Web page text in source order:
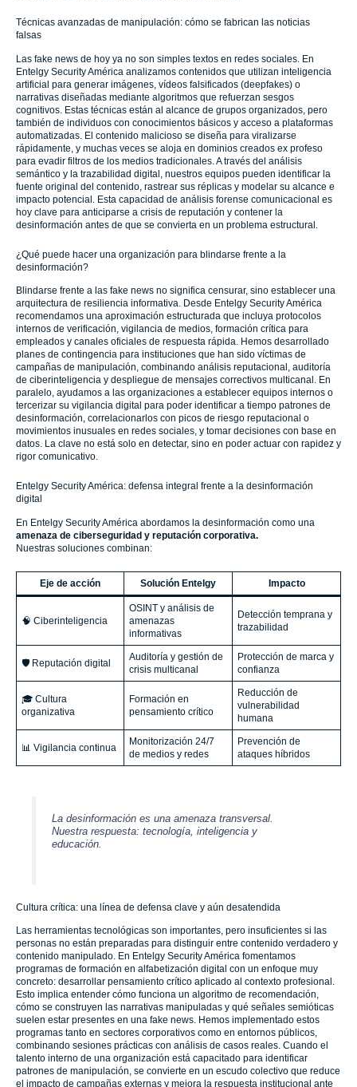
Técnicas avanzadas de manipulación: cómo se fabrican las noticias
falsas
Las fake news de hoy ya no son simples textos en redes sociales. En
Entelgy Security América analizamos contenidos que utilizan inteligencia
artificial para generar imágenes, vídeos falsificados (deepfakes) o
narrativas diseñadas mediante algoritmos que refuerzan sesgos
cognitivos. Estas técnicas están al alcance de grupos organizados, pero
también de individuos con conocimientos básicos y acceso a plataformas
automatizadas. El contenido malicioso se diseña para viralizarse
rápidamente, y muchas veces se aloja en dominios creados ex profeso
para evadir filtros de los medios tradicionales. A través del análisis
semántico y la trazabilidad digital, nuestros equipos pueden identificar la
fuente original del contenido, rastrear sus réplicas y modelar su alcance e
impacto potencial. Esta capacidad de análisis forense comunicacional es
hoy clave para anticiparse a crisis de reputación y contener la
desinformación antes de que se convierta en un problema estructural.
¿Qué puede hacer una organización para blindarse frente a la
desinformación?
Blindarse frente a las fake news no significa censurar, sino establecer una
arquitectura de resiliencia informativa. Desde Entelgy Security América
recomendamos una aproximación estructurada que incluya protocolos
internos de verificación, vigilancia de medios, formación crítica para
empleados y canales oficiales de respuesta rápida. Hemos desarrollado
planes de contingencia para instituciones que han sido víctimas de
campañas de manipulación, combinando análisis reputacional, auditoría
de ciberinteligencia y despliegue de mensajes correctivos multicanal. En
paralelo, ayudamos a las organizaciones a establecer equipos internos o
tercerizar su vigilancia digital para poder identificar a tiempo patrones de
desinformación, correlacionarlos con picos de riesgo reputacional o
movimientos inusuales en redes sociales, y tomar decisiones con base en
datos. La clave no está solo en detectar, sino en poder actuar con rapidez y
rigor comunicativo.
Entelgy Security América: defensa integral frente a la desinformación
digital
En Entelgy Security América abordamos la desinformación como una
amenaza de ciberseguridad y reputación corporativa.
Nuestras soluciones combinan:
Eje de acción Solución Entelgy Impacto
🧠 Ciberinteligencia
OSINT y análisis de
amenazas
informativas
Detección temprana y
trazabilidad
🛡️ Reputación digital
Auditoría y gestión de
crisis multicanal
Protección de marca y
confianza
🎓 Cultura
organizativa
Formación en
pensamiento crítico
Reducción de
vulnerabilidad
humana
📊 Vigilancia continua
Monitorización 24/7
de medios y redes
Prevención de
ataques híbridos
La desinformación es una amenaza transversal.
Nuestra respuesta: tecnología, inteligencia y
educación.
Cultura crítica: una línea de defensa clave y aún desatendida
Las herramientas tecnológicas son importantes, pero insuficientes si las
personas no están preparadas para distinguir entre contenido verdadero y
contenido manipulado. En Entelgy Security América fomentamos
programas de formación en alfabetización digital con un enfoque muy
concreto: desarrollar pensamiento crítico aplicado al contexto profesional.
Esto implica entender cómo funciona un algoritmo de recomendación,
cómo se construyen las narrativas manipuladas y qué señales semióticas
suelen estar presentes en una fake news. Hemos implementado estos
programas tanto en sectores corporativos como en entornos públicos,
combinando sesiones prácticas con análisis de casos reales. Cuando el
talento interno de una organización está capacitado para identificar
patrones de manipulación, se convierte en un escudo colectivo que reduce
el impacto de campañas externas y mejora la respuesta institucional ante